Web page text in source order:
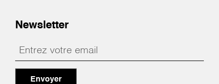
Newsletter
Envoyer